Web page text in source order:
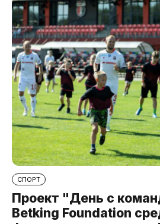
СПОРТ
Проект "День с
Betking Foundation